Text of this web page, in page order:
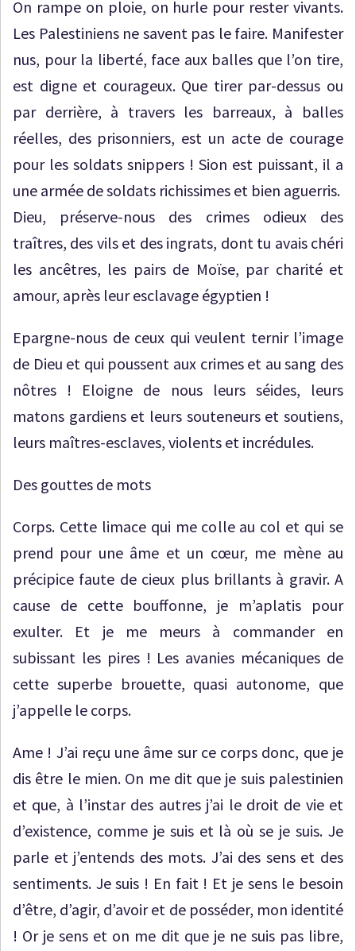
On rampe on ploie, on hurle pour rester vivants.
Les Palestiniens ne savent pas le faire. Manifester
nus, pour la liberté, face aux balles que l’on tire,
est digne et courageux. Que tirer par-dessus ou
par derrière, à travers les barreaux, à balles
réelles, des prisonniers, est un acte de courage
pour les soldats snippers ! Sion est puissant, il a
une armée de soldats richissimes et bien aguerris.
Dieu, préserve-nous des crimes odieux des
traîtres, des vils et des ingrats, dont tu avais chéri
les ancêtres, les pairs de Moïse, par charité et
amour, après leur esclavage égyptien !
Epargne-nous de ceux qui veulent ternir l’image
de Dieu et qui poussent aux crimes et au sang des
nôtres ! Eloigne de nous leurs séides, leurs
matons gardiens et leurs souteneurs et soutiens,
leurs maîtres-esclaves, violents et incrédules.
Des gouttes de mots
Corps. Cette limace qui me colle au col et qui se
prend pour une âme et un cœur, me mène au
précipice faute de cieux plus brillants à gravir. A
cause de cette bouffonne, je m’aplatis pour
exulter. Et je me meurs à commander en
subissant les pires ! Les avanies mécaniques de
cette superbe brouette, quasi autonome, que
j’appelle le corps.
Ame ! J’ai reçu une âme sur ce corps donc, que je
dis être le mien. On me dit que je suis palestinien
et que, à l’instar des autres j’ai le droit de vie et
d’existence, comme je suis et là où se je suis. Je
parle et j’entends des mots. J’ai des sens et des
sentiments. Je suis ! En fait ! Et je sens le besoin
d’être, d’agir, d’avoir et de posséder, mon identité
! Or je sens et on me dit que je ne suis pas libre,